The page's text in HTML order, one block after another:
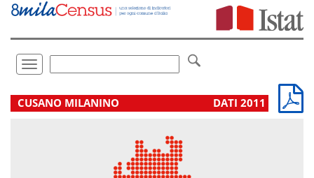
Vai
direttamente
Toggle
navigation
.
CUSANO MILANINO DATI 2011